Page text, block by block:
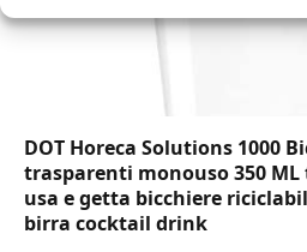
DOT Horeca Solutions 1000
trasparenti monouso 350
usa e getta bicchiere
birra cocktail drink